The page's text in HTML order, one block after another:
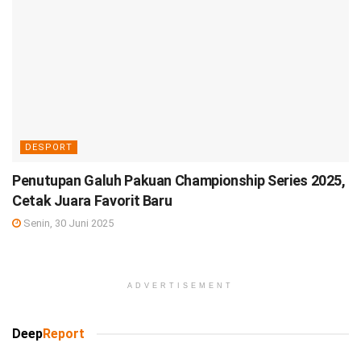
DESPORT
Penutupan Galuh Pakuan Championship Series 2025,
Cetak Juara Favorit Baru
Senin, 30 Juni 2025
ADVERTISEMENT
DeepReport